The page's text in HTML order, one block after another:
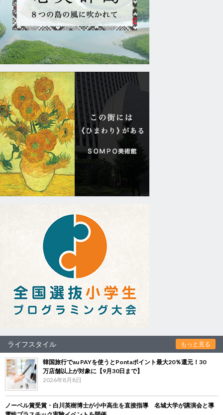
ライフスタイル もっと見る
韓国旅行でau PAYを使うとPontaポイント最大20％還元！30
万店舗以上が対象に【9月30日まで】
2026年8月8日
ノーベル賞受賞・白川英樹博士が小中高生を直接指導 名城大学が講演会と導